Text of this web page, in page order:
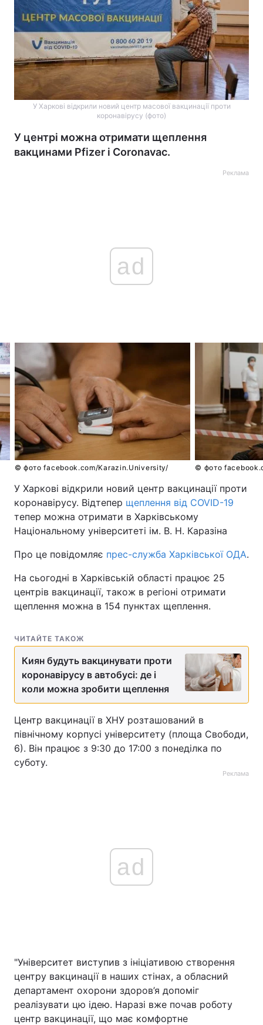
У Харкові відкрили новий центр масової вакцинації проти
коронавірусу (фото)
У центрі можна отримати щеплення
вакцинами Pfizer і Coronavac.
Реклама
ad
© фото facebook.com/Karazin.University/ © фото
У Харкові відкрили новий центр вакцинації проти
коронавірусу. Відтепер щеплення від COVID-19
тепер можна отримати в Харківському
Національному університеті ім. В. Н. Каразіна
Про це повідомляє прес-служба Харківської ОДА.
На сьогодні в Харківській області працює 25
центрів вакцинації, також в регіоні отримати
щеплення можна в 154 пунктах щеплення.
ЧИТАЙТЕ ТАКОЖ
Киян будуть вакцинувати проти
коронавірусу в автобусі: де і
коли можна зробити щеплення
Центр вакцинації в ХНУ розташований в
північному корпусі університету (площа Свободи,
6). Він працює з 9:30 до 17:00 з понеділка по
суботу.
Реклама
ad
"Університет виступив з ініціативою створення
центру вакцинації в наших стінах, а обласний
департамент охорони здоров’я допоміг
реалізувати цю ідею. Наразі вже почав роботу
центр вакцинації, що має комфортне